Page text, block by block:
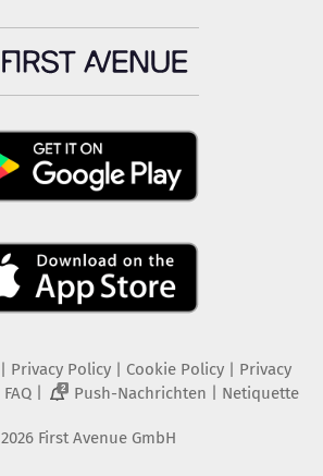
Privacy Policy| Cookie Policy| Privacy
FAQ| 2 Push-Nachrichten Netiquette
2026 First Avenue GmbH